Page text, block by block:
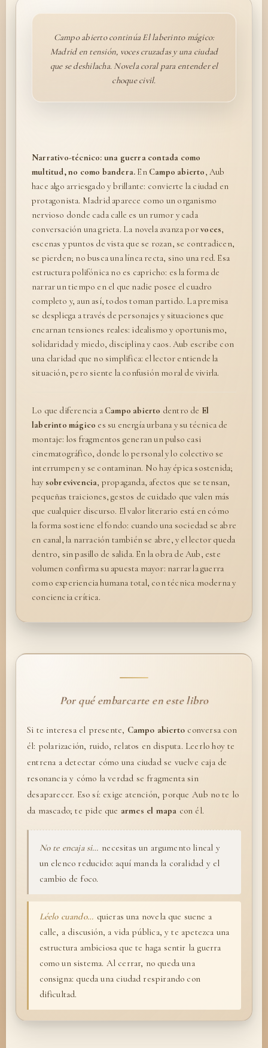
Campo abierto continúa El laberinto mágico:
Madrid en tensión, voces cruzadas y una ciudad
que se deshilacha. Novela coral para entender el
choque civil.
Narrativo-técnico: una guerra contada como
multitud, no como bandera. En Campo abierto, Aub
hace algo arriesgado y brillante: convierte la ciudad en
protagonista. Madrid aparece como un organismo
nervioso donde cada calle es un rumor y cada
conversación una grieta. La novela avanza porvoces,
escenas y puntos de vista que se rozan, se contradicen,
se pierden; no busca una línea recta, sino una red. Esa
estructura polifónica no es capricho: es la forma de
narrar un tiempo en el que nadie posee el cuadro
completo y, aun así, todos toman partido. La premisa
se despliega a través de personajes y situaciones que
encarnan tensiones reales: idealismo y oportunismo,
solidaridad y miedo, disciplina y caos. Aub escribe con
una claridad que no simplifica: el lector entiende la
situación, pero siente la confusión moral de vivirla.
Lo que diferencia a Campo abierto dentro de El
laberinto mágico es su energía urbana y su técnica de
montaje: los fragmentos generan un pulso casi
cinematográfico, donde lo personal y lo colectivo se
interrumpen y se contaminan. No hay épica sostenida;
hay sobrevivencia , propaganda, afectos que se tensan,
pequeñas traiciones, gestos de cuidado que valen más
que cualquier discurso. El valor literario está en cómo
la forma sostiene el fondo: cuando una sociedad se abre
en canal, la narración también se abre, y el lector queda
dentro, sin pasillo de salida. En la obra de Aub, este
volumen confirma su apuesta mayor: narrar la guerra
como experiencia humana total, con técnica moderna y
conciencia crítica.
Por qué embarcarte en este libro
Si te interesa el presente, Campo abierto conversa con
él: polarización, ruido, relatos en disputa. Leerlo hoy te
entrena a detectar cómo una ciudad se vuelve caja de
resonancia y cómo la verdad se fragmenta sin
desaparecer. Eso sí: exige atención, porque Aub no te lo
da mascado; te pide que armes el mapa con él.
No te encaja si… necesitas un argumento lineal y
un elenco reducido: aquí manda la coralidad y el
cambio de foco.
Léelo cuando… quieras una novela que suene a
calle, a discusión, a vida pública, y te apetezca una
estructura ambiciosa que te haga sentir la guerra
como un sistema. Al cerrar, no queda una
consigna: queda una ciudad respirando con
dificultad.